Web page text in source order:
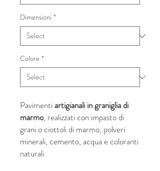
Dimensioni *
Colore *
Pavimentiartigianali in graniglia di
marmo, realizzati con impasto di
grani o ciottoli di marmo, polveri
minerali, cemento, acqua e coloranti
naturali.